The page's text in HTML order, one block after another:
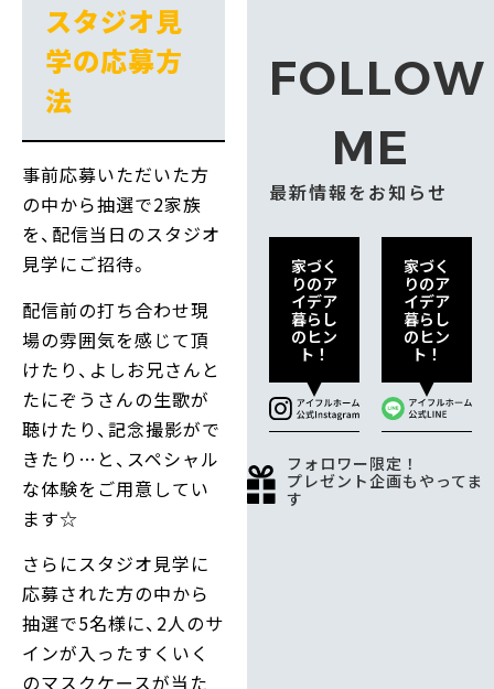
スタジオ見
学の応募方
法
事前応募いただいた方
の中から抽選で2家族
を、配信当日のスタジオ
見学にご招待。
配信前の打ち合わせ現
場の雰囲気を感じて頂
けたり、よしお兄さんと
たにぞうさんの生歌が
聴けたり、記念撮影がで
きたり…と、スペシャル
な体験をご用意してい
ます☆
さらにスタジオ見学に
応募された方の中から
抽選で5名様に、2人のサ
インが入ったすくいく
のマスクケースが当た
FOLLOW
ME
最新情報をお知らせ
家づく
りのア
イデア
暮らし
のヒン
ト！
家づく
りのア
イデア
暮らし
のヒン
ト！
フォロワー限定！
プレゼント企画もやってま
す